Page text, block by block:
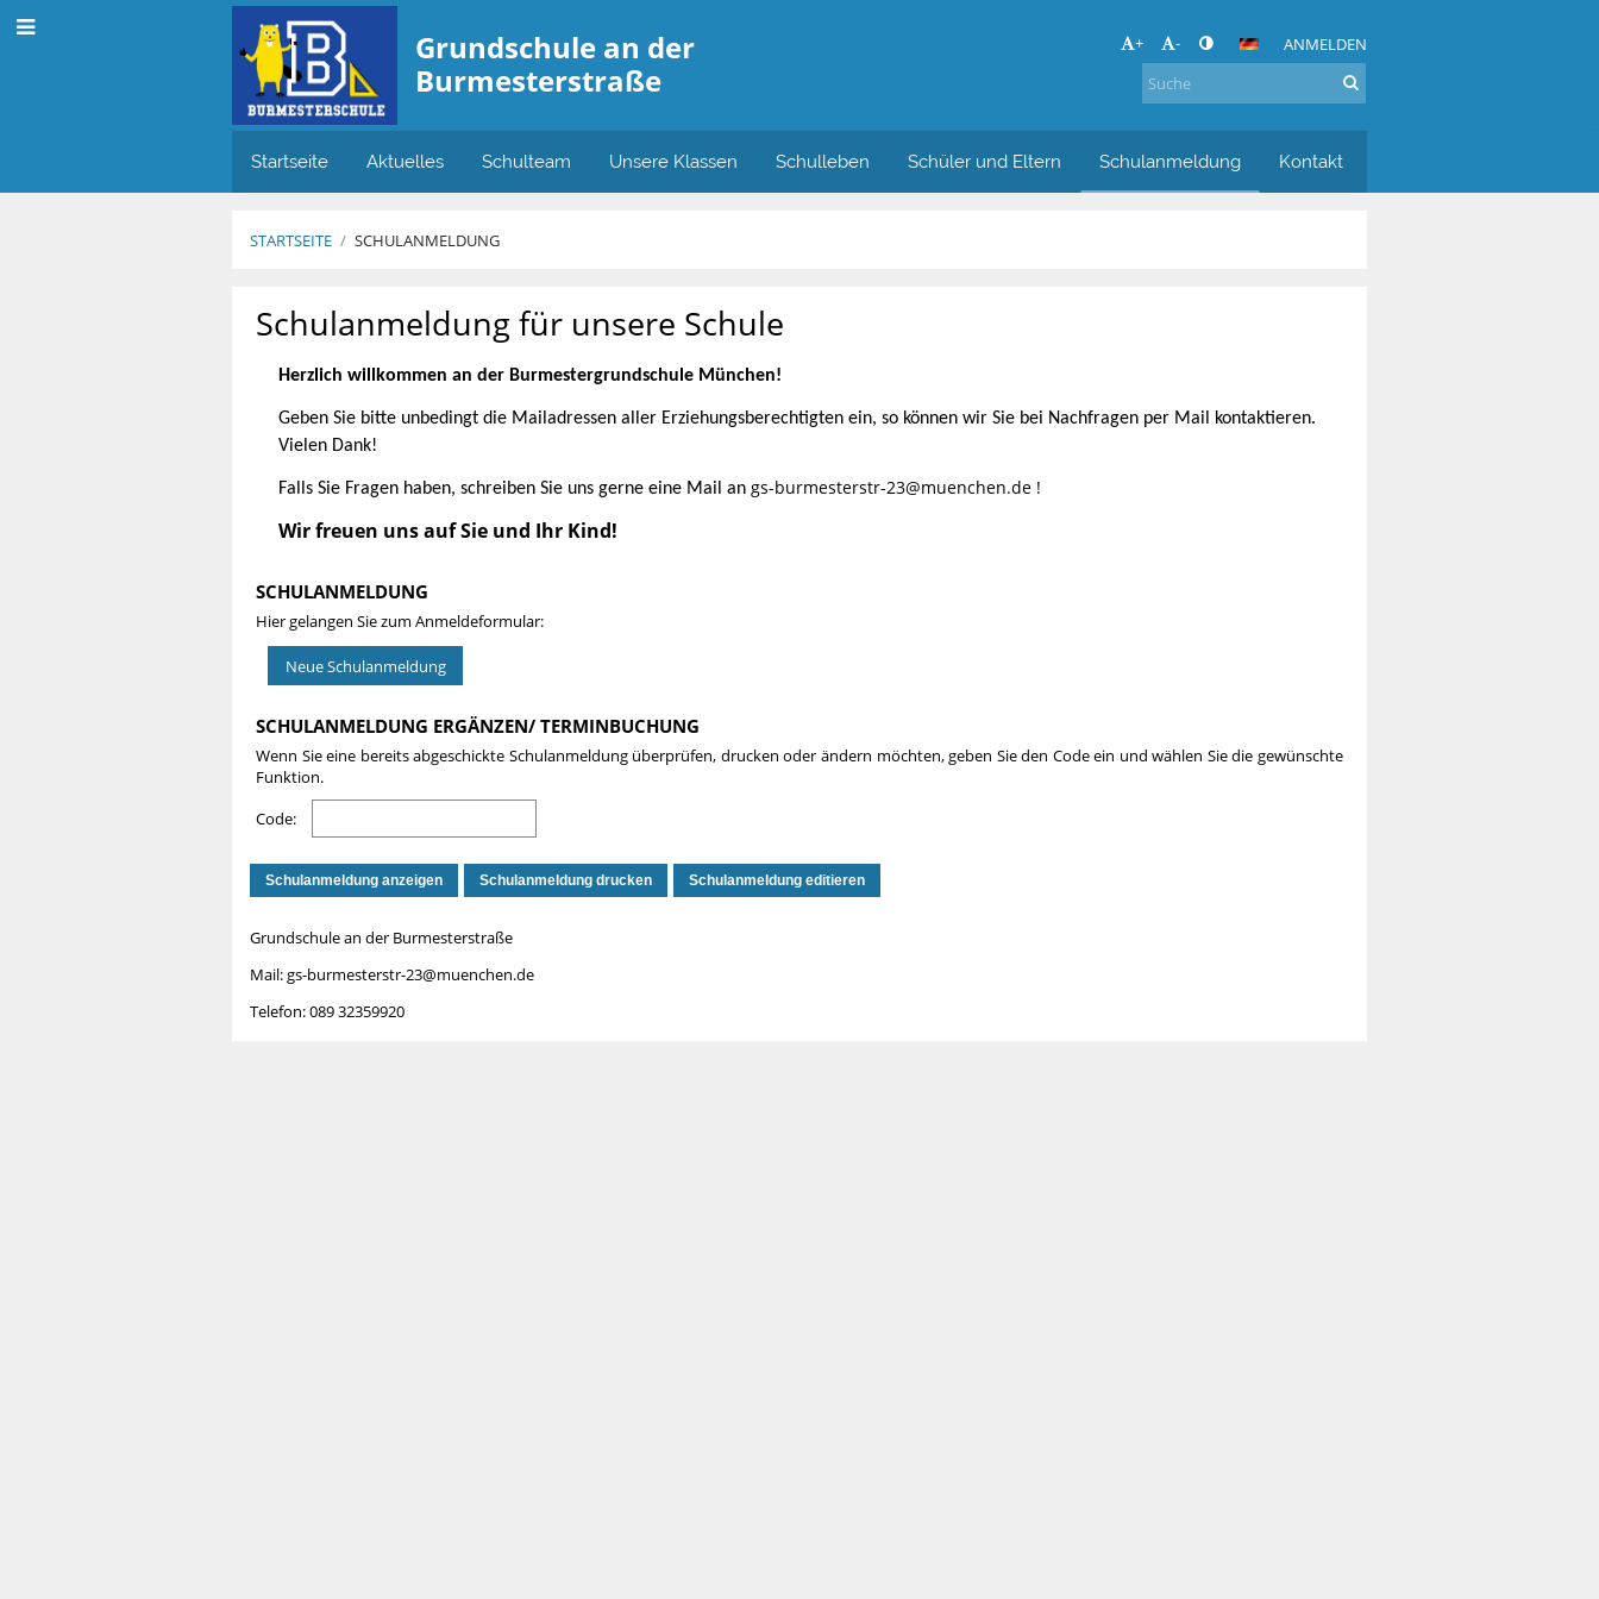
Grundschule an der
Burmesterstraße
+ - ANMELDEN
Startseite Aktuelles Schulteam Unsere Klassen Schulleben Schüler und Eltern Schulanmeldung Kontakt
STARTSEITE / SCHULANMELDUNG
Schulanmeldung
Schulanmeldung für unsere Schule
Herzlich willkommen an der Burmestergrundschule München!
Geben Sie bitte unbedingt die Mailadressen aller Erziehungsberechtigten ein, so können wir Sie bei Nachfragen per Mail kontaktieren.
Vielen Dank!
Falls Sie Fragen haben, schreiben Sie uns gerne eine Mail angs-burmesterstr-23@muenchen.de !
Wir freuen uns auf Sie und Ihr Kind!
SCHULANMELDUNG
Hier gelangen Sie zum Anmeldeformular:
SCHULANMELDUNG ERGÄNZEN/ TERMINBUCHUNG
Wenn Sie eine bereits abgeschickte Schulanmeldung überprüfen, drucken oder ändern möchten, geben Sie den Code ein und wählen Sie die gewünschte
Funktion.
Code:
Grundschule an der Burmesterstraße
Mail: gs-burmesterstr-23@muenchen.de
Telefon: 089 32359920